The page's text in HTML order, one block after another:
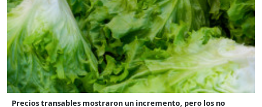
Precios transables mostraron un incremento, pero los no